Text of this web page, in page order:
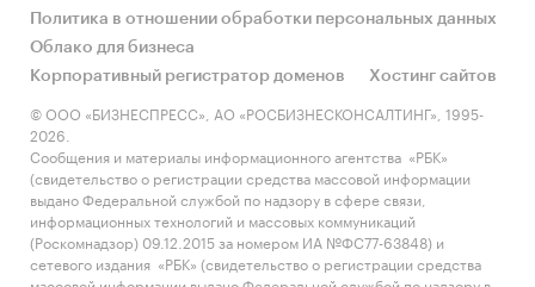
Политика в отношении обработки персональных данных
Облако для бизнеса
Корпоративный регистратор доменов
Хостинг сайтов
© ООО «БИЗНЕСПРЕСС», АО «РОСБИЗНЕСКОНСАЛТИНГ», 1995-
2026.
Сообщения и материалы информационного агентства «РБК»
(свидетельство о регистрации средства массовой информации
выдано Федеральной службой по надзору в сфере связи,
информационных технологий и массовых коммуникаций
(Роскомнадзор) 09.12.2015 за номером ИА №ФС77-63848) и
сетевого издания «РБК» (свидетельство о регистрации средства